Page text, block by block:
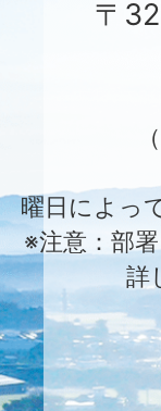
〒
曜日によっ
※注意：部
詳